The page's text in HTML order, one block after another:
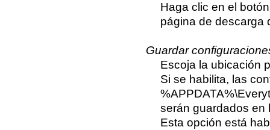
Haga clic en el
página de descarga
Guardar
Escoja la ubicación
Si se habilita, las
serán guardados en
Esta opción está